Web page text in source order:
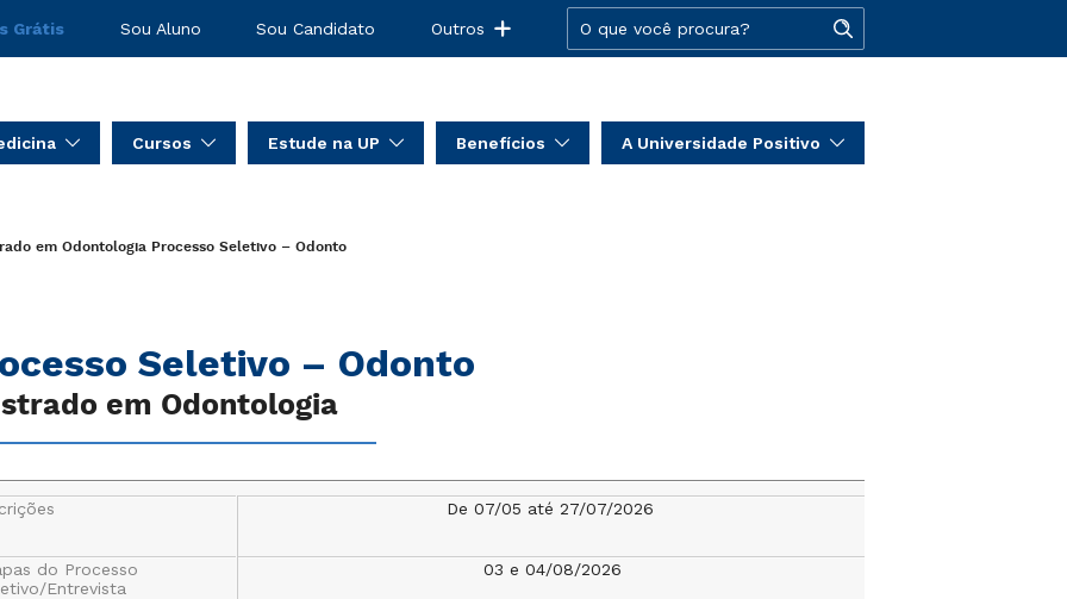
Grátis Sou Aluno Sou Candidato Outros
Cursos Estude na UP Benefícios A Universidade Positivo
em Odontologia Processo Seletivo – Odonto
Seletivo – Odonto
em Odontologia
De 07/05 até 27/07/2026
do Processo
Entrevista
03 e 04/08/2026